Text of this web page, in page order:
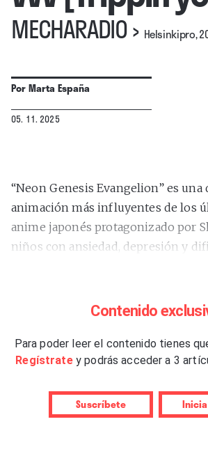
MECHARADIO› Helsinkipro,
PorMarta España
05. 11. 2025
“Neon Genesis Evangelion” es una
animación más influyentes de los
anime japonés protagonizado por
niños con ansiedad, depresión y
primero revolucionó el universo de
existían mucho antes de dicha
gigantes existen desde Mazinger Z
poético, político y espiritual: Viva
Beef o Ghouljaboy también han
Contenido
Para poder leer el contenido tienes
Regístrate y podrás acceder a 3
Suscríbete